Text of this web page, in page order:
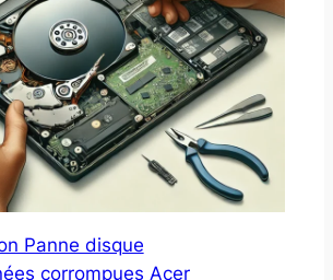
Panne disque
corrompues Acer